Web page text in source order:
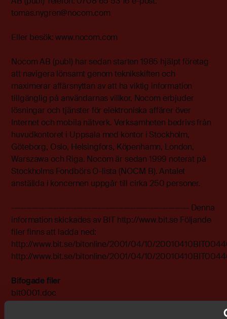
tomas.nygren@nocom.com
Eller besök: www.nocom.com
Nocom AB (publ) har sedan starten 1985 hjälpt företag
att navigera lönsamt genom teknikskiften och
maximerar affärsnyttan av att ha viktig information
tillgänglig på användarnas villkor. Nocom erbjuder
lösningar och tjänster för elektroniska affärer över
Internet och mobila nätverk. Verksamheten bedrivs från
huvudkontoret i Uppsala med kontor i Stockholm,
Göteborg, Oslo, Helsingfors, Köpenhamn, London,
Warszawa och Riga. Nocom är sedan 1999 noterat på
Stockholms Fondbörs O-lista (NOCM B). Antalet
anställda i koncernen uppgår till cirka 250 personer.
------------------------------------------------------------ Denna
information skickades av BIT http://www.bit.se Följande
filer finns att ladda ned:
http://www.bit.se/bitonline/2001/04/10/
http://www.bit.se/bitonline/2001/04/10/
Bifogade filer
bit0001.doc